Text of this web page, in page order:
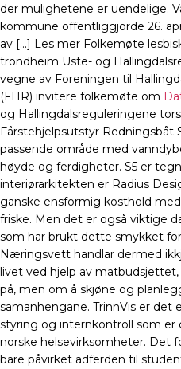
der mulighetene er uendelige.
kommune offentliggjorde 26.
av […] Les mer Folkemøte
trondheim Uste- og
vegne av Foreningen til
(FHR) invitere folkemøte om
og Hallingdalsreguleringene
Fårstehjelpsutstyr Redningsbåt
passende område med
høyde og ferdigheter. S5 er
interiørarkitekten er Radius
ganske ensformig kosthold
friske. Men det er også viktige
som har brukt dette smykket
Næringsvett handlar dermed
livet ved hjelp av
på, men om å skjøne og
samanhengane. TrinnVis er
styring og internkontroll som er
norske helsevirksomheter. Det
bare påvirket adferden til